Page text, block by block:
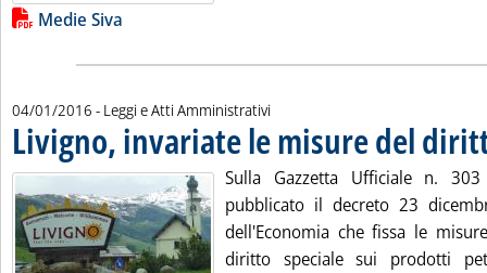
Lista allegati PDF alla notizia
Medie Siva
04/01/2016 - Leggi e Atti Amministrativi
Livigno, invariate le misure del
Sulla Gazzetta Ufficiale n.
pubblicato il decreto 23
dell'Economia che fissa le
diritto speciale sui prodotti